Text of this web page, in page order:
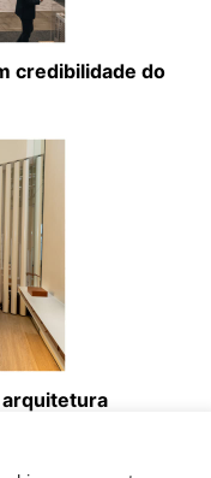
credibilidade do
arquitetura